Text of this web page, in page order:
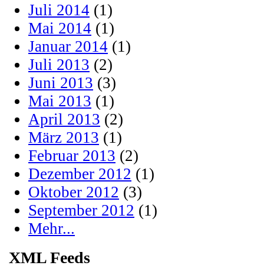
Juli 2014 (1)
Mai 2014 (1)
Januar 2014 (1)
Juli 2013 (2)
Juni 2013 (3)
Mai 2013 (1)
April 2013 (2)
März 2013 (1)
Februar 2013 (2)
Dezember 2012 (1)
Oktober 2012 (3)
September 2012 (1)
Mehr...
XML Feeds